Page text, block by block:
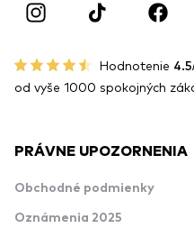
Hodnotenie
od vyše 1000 spokojných
PRÁVNE UPOZORNENIA
Obchodné podmienky
Oznámenia 2025